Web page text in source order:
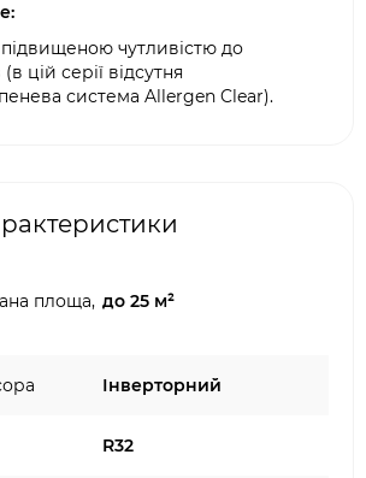
чутливістю до
цій серії відсутня
система Allergen Clear).
площа, до 25 м²
Інверторний
R32